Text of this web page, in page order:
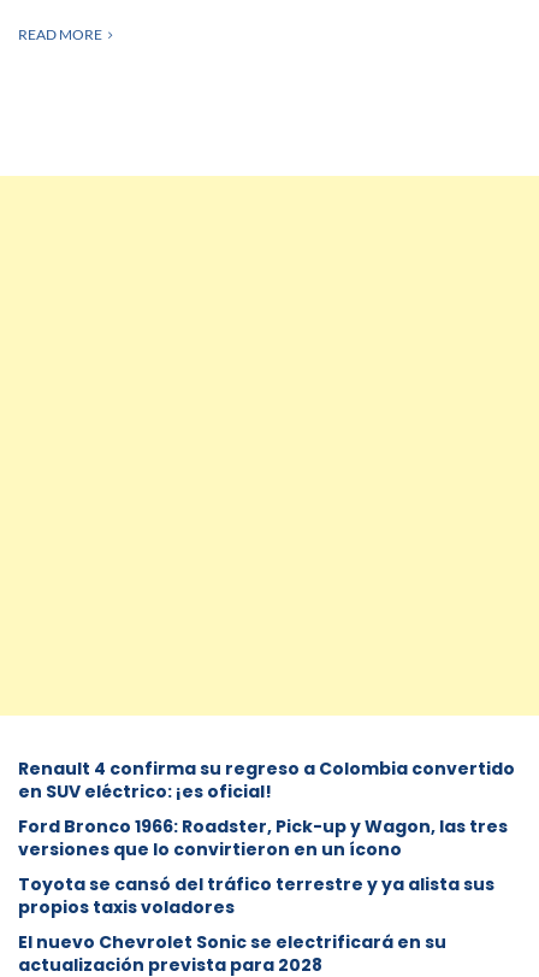
READ MORE
Renault 4 confirma su regreso a Colombia convertido
en SUV eléctrico: ¡es oficial!
Ford Bronco 1966: Roadster, Pick-up y Wagon, las tres
versiones que lo convirtieron en un ícono
Toyota se cansó del tráfico terrestre y ya alista sus
propios taxis voladores
El nuevo Chevrolet Sonic se electrificará en su
actualización prevista para 2028